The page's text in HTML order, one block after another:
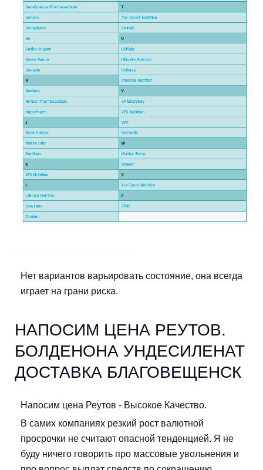
Нет вариантов варьировать состояние, она всегда
играет на грани риска.
НАПОСИМ ЦЕНА РЕУТОВ.
БОЛДЕНОНА УНДЕСИЛЕНАТ
ДОСТАВКА БЛАГОВЕЩЕНСК
Напосим цена Реутов - Высокое Качество.
В самих компаниях резкий рост валютной
просрочки не считают опасной тенденцией. Я не
буду ничего говорить про массовые увольнения и